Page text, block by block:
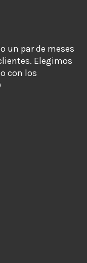
un par de meses
Elegimos
con los